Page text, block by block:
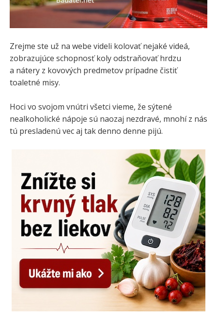
Zrejme ste už na webe videli kolovať nejaké videá,
zobrazujúce schopnosť koly odstraňovať hrdzu
a nátery z kovových predmetov prípadne čistiť
toaletné misy.
Hoci vo svojom vnútri všetci vieme, že sýtené
nealkoholické nápoje sú naozaj nezdravé, mnohí z nás
tú presladenú vec aj tak denno denne pijú.